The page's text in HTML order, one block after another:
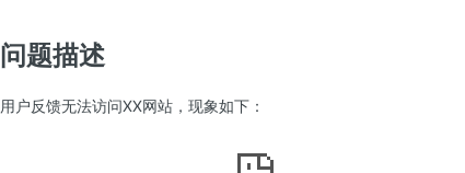
问题描述
用户反馈无法访问XX网站，现象如下：